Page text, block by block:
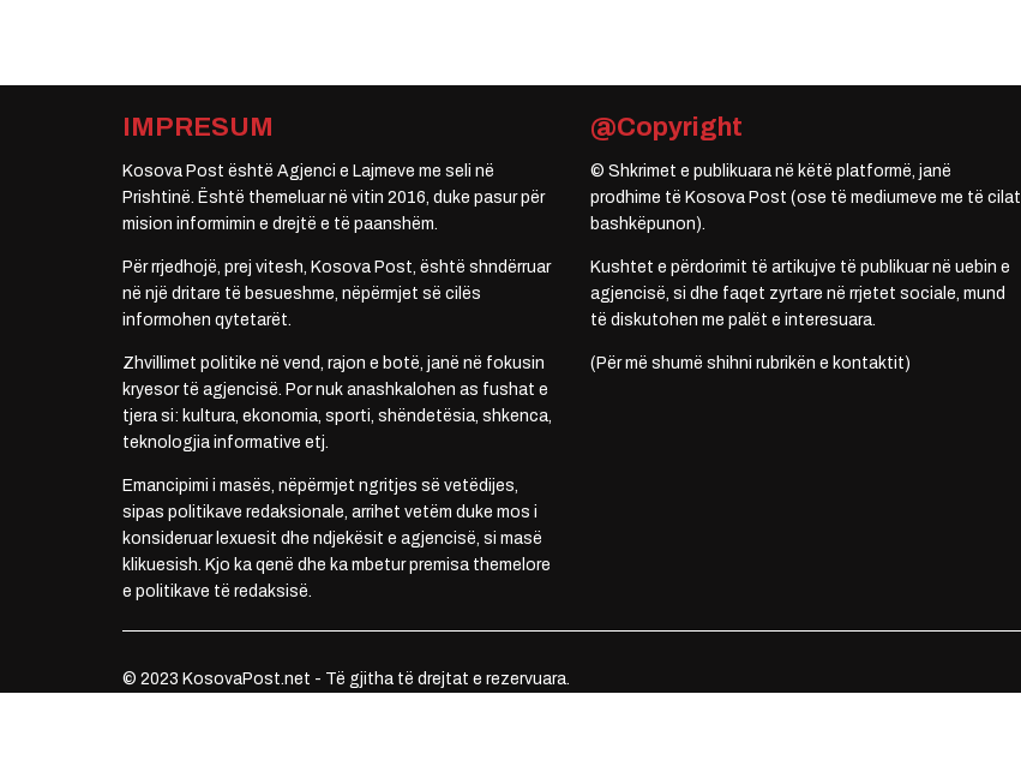
IMPRESUM
Kosova Post është Agjenci e Lajmeve me seli në
Prishtinë. Është themeluar në vitin 2016, duke pasur për
mision informimin e drejtë e të paanshëm.
Për rrjedhojë, prej vitesh, Kosova Post, është shndërruar
në një dritare të besueshme, nëpërmjet së cilës
informohen qytetarët.
Zhvillimet politike në vend, rajon e botë, janë në fokusin
kryesor të agjencisë. Por nuk anashkalohen as fushat e
tjera si: kultura, ekonomia, sporti, shëndetësia, shkenca,
teknologjia informative etj.
Emancipimi i masës, nëpërmjet ngritjes së vetëdijes,
sipas politikave redaksionale, arrihet vetëm duke mos i
konsideruar lexuesit dhe ndjekësit e agjencisë, si masë
klikuesish. Kjo ka qenë dhe ka mbetur premisa themelore
e politikave të redaksisë.
@Copyright
© Shkrimet e publikuara në këtë platformë, janë
prodhime të Kosova Post (ose të mediumeve me të cilat
bashkëpunon).
Kushtet e përdorimit të artikujve të publikuar në uebin e
agjencisë, si dhe faqet zyrtare në rrjetet sociale, mund
të diskutohen me palët e interesuara.
(Për më shumë shihni rubrikën e kontaktit)
© 2023 KosovaPost.net - Të gjitha të drejtat e rezervuara.